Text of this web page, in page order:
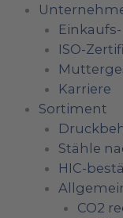
ISO-
Karriere
Sortiment
Stähle
HIC-
CO2